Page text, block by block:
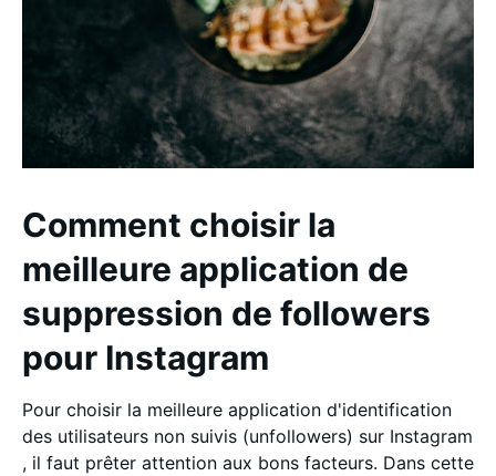
Comment choisir la
meilleure application de
suppression de followers
pour Instagram
Pour choisir la meilleure application d'identification
des utilisateurs non suivis (unfollowers) sur Instagram
, il faut prêter attention aux bons facteurs. Dans cette